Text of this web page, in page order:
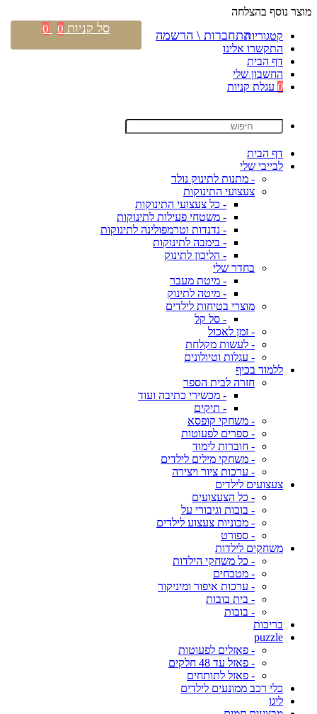
מוצר נוסף בהצלחה
קטגוריות
התקשרו אלינו
דף הבית
החשבון שלי
0 עגלת קניות
דף הבית
לבייבי שלי
- מתנות לתינוק נולד
צעצועי התינוקות
- כל צעצועי התינוקות
- משטחי פעילות לתינוקות
- נדנדות וטרמפולינה לתינוקות
- בימבה לתינוקות
- הליכון לתינוק
בחדר שלי
- מיטת מעבר
- מיטה לתינוק
מוצרי בטיחות לילדים
- סל קל
- זמן לאכול
- לעשות מקלחת
- עגלות וטיולונים
ללמוד בכיף
חזרה לבית הספר
- מכשירי כתיבה ועוד
- תיקים
- משחקי קופסא
- ספרים לפעוטות
- חוברות לימוד
- משחקי מילים לילדים
- ערכות ציור ויצירה
צעצועים לילדים
- כל הצעצועים
- בובות וגיבורי על
- מכוניות צעצוע לילדים
- ספורט
משחקים לילדות
- כל משחקי הילדות
- מטבחים
- ערכות איפור ומיניקור
- בית בובות
- בובות
בריכות
puzzle
- פאזלים לפעוטות
- פאזל עד 48 חלקים
- פאזל לתותחים
כלי רכב ממונעים לילדים
ליגו
התחברות \ הרשמה סל קניות 0
0